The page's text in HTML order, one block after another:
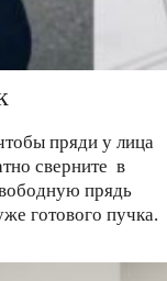
пряди у лица
сверните в
прядь
готового пучка.